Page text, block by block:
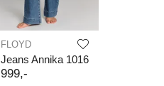
FLOYD
Jeans Annika 1016
999,-